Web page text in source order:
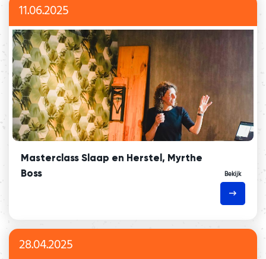
11.06.2025
Masterclass Slaap en Herstel, Myrthe
Boss
Bekijk
28.04.2025